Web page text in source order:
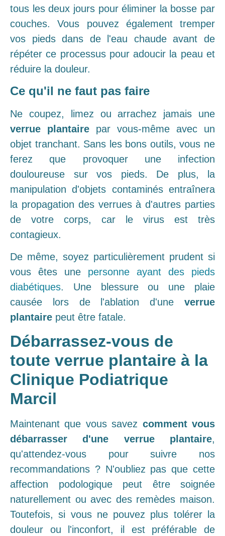
tous les deux jours pour éliminer la bosse par
couches. Vous pouvez également tremper
vos pieds dans de l'eau chaude avant de
répéter ce processus pour adoucir la peau et
réduire la douleur.
Ce qu'il ne faut pas faire
Ne coupez, limez ou arrachez jamais une
verrue plantaire par vous-même avec un
objet tranchant. Sans les bons outils, vous ne
ferez que provoquer une infection
douloureuse sur vos pieds. De plus, la
manipulation d'objets contaminés entraînera
la propagation des verrues à d'autres parties
de votre corps, car le virus est très
contagieux.
De même, soyez particulièrement prudent si
vous êtes une personne ayant des pieds
diabétiques. Une blessure ou une plaie
causée lors de l'ablation d'une verrue
plantaire peut être fatale.
Débarrassez-vous de
toute verrue plantaire à la
Clinique Podiatrique
Marcil
Maintenant que vous savez comment vous
débarrasser d'une verrue plantaire,
qu'attendez-vous pour suivre nos
recommandations ? N'oubliez pas que cette
affection podologique peut être soignée
naturellement ou avec des remèdes maison.
Toutefois, si vous ne pouvez plus tolérer la
douleur ou l'inconfort, il est préférable de